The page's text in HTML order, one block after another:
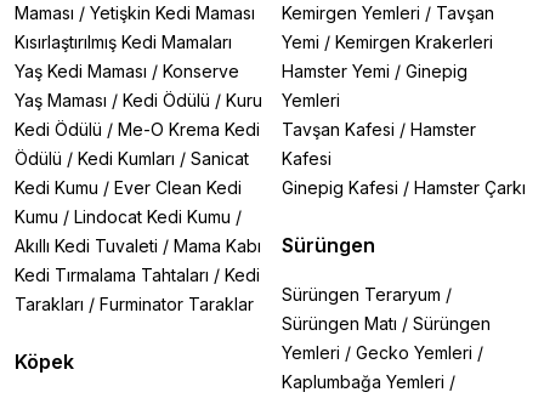
Maması / Yetişkin Kedi Maması
Kısırlaştırılmış Kedi Mamaları
Yaş Kedi Maması / Konserve
Yaş Maması / Kedi Ödülü / Kuru
Kedi Ödülü / Me-O Krema Kedi
Ödülü / Kedi Kumları / Sanicat
Kedi Kumu / Ever Clean Kedi
Kumu / Lindocat Kedi Kumu /
Akıllı Kedi Tuvaleti / Mama Kabı
Kedi Tırmalama Tahtaları / Kedi
Tarakları / Furminator Taraklar
Köpek
Kemirgen Yemleri / Tavşan
Yemi / Kemirgen Krakerleri
Hamster Yemi / Ginepig
Yemleri
Tavşan Kafesi / Hamster
Kafesi
Ginepig Kafesi / Hamster Çarkı
Sürüngen
Sürüngen Teraryum /
Sürüngen Matı / Sürüngen
Yemleri / Gecko Yemleri /
Kaplumbağa Yemleri /